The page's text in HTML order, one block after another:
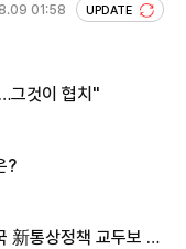
01:58 UPDATE
그것이 협치"
?
新통상정책 교두보 활